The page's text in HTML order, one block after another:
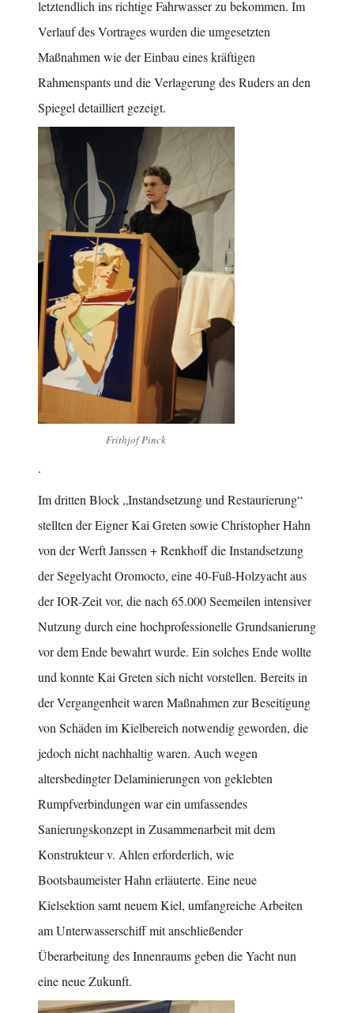
letztendlich ins richtige Fahrwasser zu bekommen. Im
Verlauf des Vortrages wurden die umgesetzten
Maßnahmen wie der Einbau eines kräftigen
Rahmenspants und die Verlagerung des Ruders an den
Spiegel detailliert gezeigt.
Frithjof Pinck
.
Im dritten Block „Instandsetzung und Restaurierung“
stellten der Eigner Kai Greten sowie Christopher Hahn
von der Werft Janssen + Renkhoff die Instandsetzung
der Segelyacht Oromocto, eine 40-Fuß-Holzyacht aus
der IOR-Zeit vor, die nach 65.000 Seemeilen intensiver
Nutzung durch eine hochprofessionelle Grundsanierung
vor dem Ende bewahrt wurde. Ein solches Ende wollte
und konnte Kai Greten sich nicht vorstellen. Bereits in
der Vergangenheit waren Maßnahmen zur Beseitigung
von Schäden im Kielbereich notwendig geworden, die
jedoch nicht nachhaltig waren. Auch wegen
altersbedingter Delaminierungen von geklebten
Rumpfverbindungen war ein umfassendes
Sanierungskonzept in Zusammenarbeit mit dem
Konstrukteur v. Ahlen erforderlich, wie
Bootsbaumeister Hahn erläuterte. Eine neue
Kielsektion samt neuem Kiel, umfangreiche Arbeiten
am Unterwasserschiff mit anschließender
Überarbeitung des Innenraums geben die Yacht nun
eine neue Zukunft.